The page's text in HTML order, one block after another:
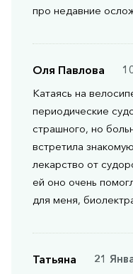
про недавние
Оля Павлова
Катаясь на
периодические
страшного, но
встретила
лекарство от
ей оно очень
для меня,
Татьяна
21